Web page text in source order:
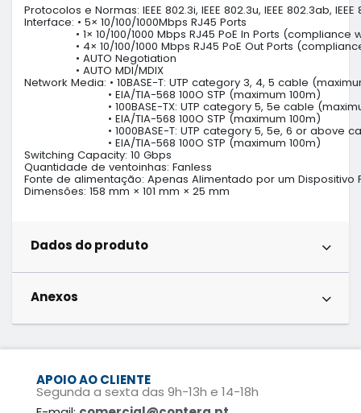
Protocolos e Normas: IEEE 802.3i, IEEE 802.3u, IEEE 802.3ab, IEEE
Interface: • 5× 10/100/1000Mbps RJ45 Ports
• 1× 10/100/1000 Mbps RJ45 PoE In Ports
• 4× 10/100/1000 Mbps RJ45 PoE Out Ports
                • AUTO Negotiation
                • AUTO MDI/MDIX
Network Media: • 10BASE-T: UTP category 3, 4, 5 cable
                          • EIA/TIA-568 100O STP (maximum 100m)
• 100BASE-TX: UTP category 5, 5e cable
                          • EIA/TIA-568 100O STP (maximum 100m)
• 1000BASE-T: UTP category 5, 5e, 6 or
                          • EIA/TIA-568 100O STP (maximum 100m)
Switching Capacity: 10 Gbps
Quantidade de ventoinhas: Fanless
Fonte de alimentação: Apenas Alimentado por um Dispositivo
Dimensões: 158 mm × 101 mm × 25 mm
Dados do produto
Anexos
APOIO AO CLIENTE
Segunda a sexta das 9h-13h e 14-18h